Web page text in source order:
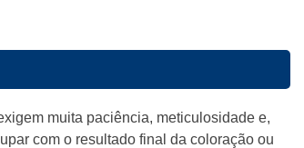
muita paciência, meticulosidade e,
com o resultado final da coloração ou